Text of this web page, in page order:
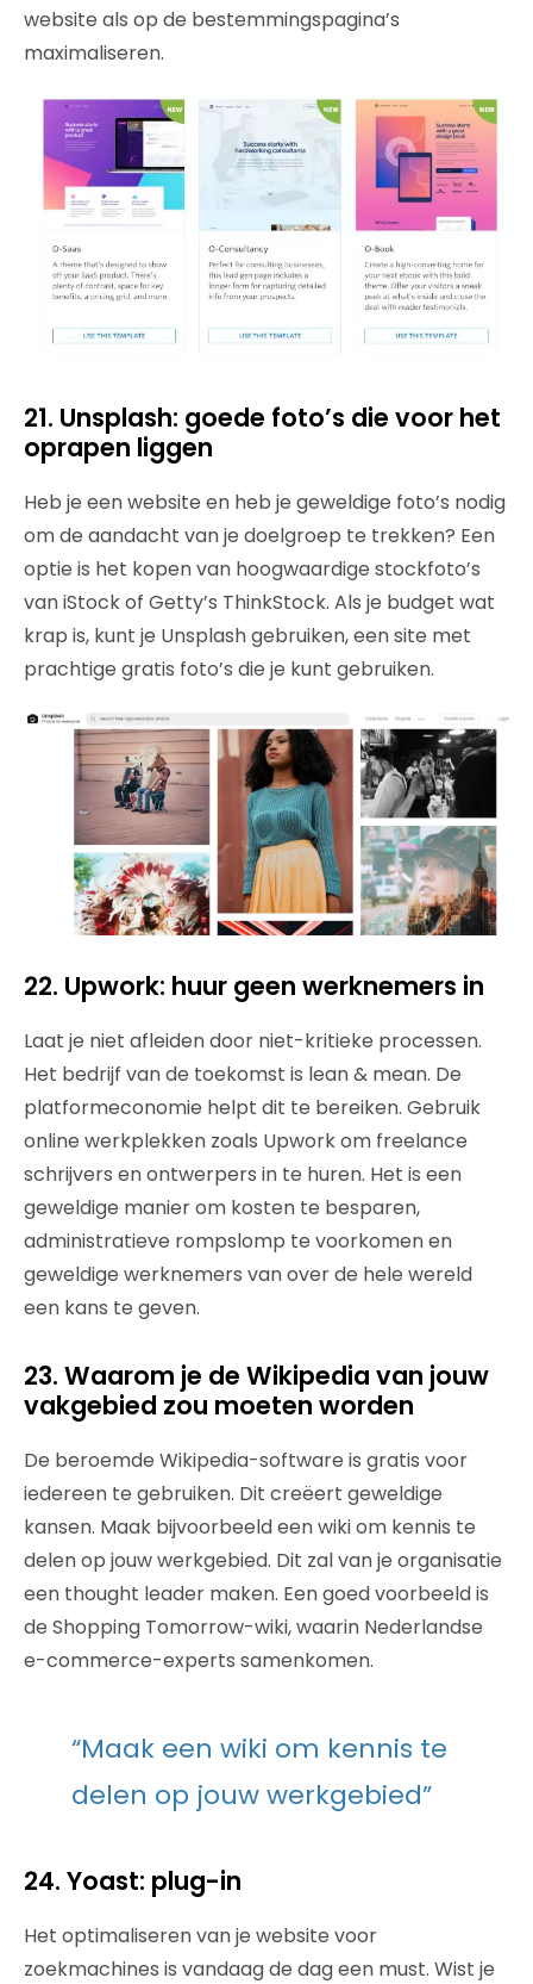
website als op de bestemmingspagina’s
maximaliseren.
21. Unsplash: goede foto’s die voor het
oprapen liggen
Heb je een website en heb je geweldige foto’s nodig
om de aandacht van je doelgroep te trekken? Een
optie is het kopen van hoogwaardige stockfoto’s
van iStock of Getty’s ThinkStock. Als je budget wat
krap is, kunt je Unsplash gebruiken, een site met
prachtige gratis foto’s die je kunt gebruiken.
22. Upwork: huur geen werknemers in
Laat je niet afleiden door niet-kritieke processen.
Het bedrijf van de toekomst is lean & mean. De
platformeconomie helpt dit te bereiken. Gebruik
online werkplekken zoals Upwork om freelance
schrijvers en ontwerpers in te huren. Het is een
geweldige manier om kosten te besparen,
administratieve rompslomp te voorkomen en
geweldige werknemers van over de hele wereld
een kans te geven.
23. Waarom je de Wikipedia van jouw
vakgebied zou moeten worden
De beroemde Wikipedia-software is gratis voor
iedereen te gebruiken. Dit creëert geweldige
kansen. Maak bijvoorbeeld een wiki om kennis te
delen op jouw werkgebied. Dit zal van je organisatie
een thought leader maken. Een goed voorbeeld is
de Shopping Tomorrow-wiki, waarin Nederlandse
e-commerce-experts samenkomen.
“Maak een wiki om kennis te
delen op jouw werkgebied”
24. Yoast: plug-in
Het optimaliseren van je website voor
zoekmachines is vandaag de dag een must. Wist je